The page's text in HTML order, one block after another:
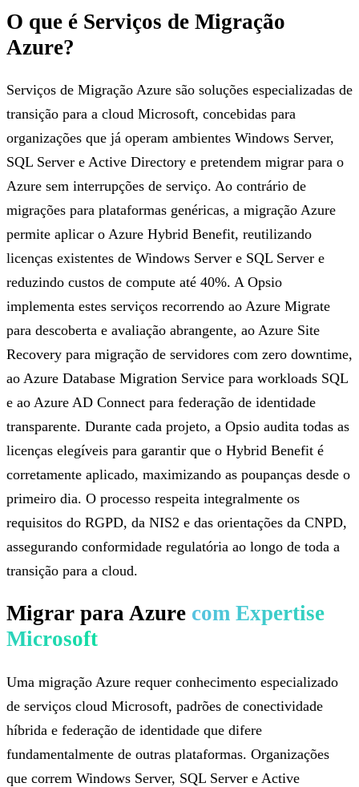
O que é Serviços de Migração
Azure?
Serviços de Migração Azure são soluções especializadas de
transição para a cloud Microsoft, concebidas para
organizações que já operam ambientes Windows Server,
SQL Server e Active Directory e pretendem migrar para o
Azure sem interrupções de serviço. Ao contrário de
migrações para plataformas genéricas, a migração Azure
permite aplicar o Azure Hybrid Benefit, reutilizando
licenças existentes de Windows Server e SQL Server e
reduzindo custos de compute até 40%. A Opsio
implementa estes serviços recorrendo ao Azure Migrate
para descoberta e avaliação abrangente, ao Azure Site
Recovery para migração de servidores com zero downtime,
ao Azure Database Migration Service para workloads SQL
e ao Azure AD Connect para federação de identidade
transparente. Durante cada projeto, a Opsio audita todas as
licenças elegíveis para garantir que o Hybrid Benefit é
corretamente aplicado, maximizando as poupanças desde o
primeiro dia. O processo respeita integralmente os
requisitos do RGPD, da NIS2 e das orientações da CNPD,
assegurando conformidade regulatória ao longo de toda a
transição para a cloud.
Migrar para Azure com Expertise
Microsoft
Uma migração Azure requer conhecimento especializado
de serviços cloud Microsoft, padrões de conectividade
híbrida e federação de identidade que difere
fundamentalmente de outras plataformas. Organizações
que correm Windows Server, SQL Server e Active